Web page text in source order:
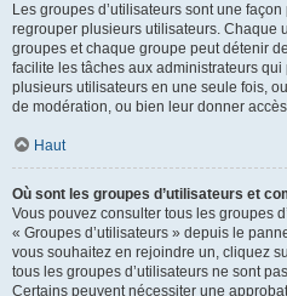
Les groupes d’utilisateurs sont une
regrouper plusieurs utilisateurs. Chaque
groupes et chaque groupe peut détenir
facilite les tâches aux administrateurs
plusieurs utilisateurs en une seule fois,
de modération, ou bien leur donner
Haut
Où sont les groupes d’utilisateurs et
Vous pouvez consulter tous les groupes
« Groupes d’utilisateurs » depuis le
vous souhaitez en rejoindre un, cliquez
tous les groupes d’utilisateurs ne sont
Certains peuvent nécessiter une